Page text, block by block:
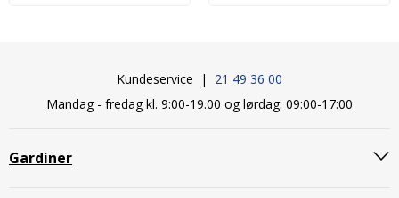
Kundeservice | 21 49 36 00
Mandag - fredag kl. 9:00-19.00 og lørdag: 09:00-17:00
Gardiner